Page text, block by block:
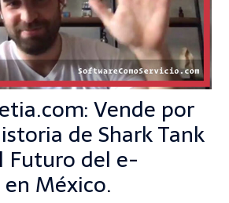
Vende por
de Shark Tank
Futuro del e-
México.